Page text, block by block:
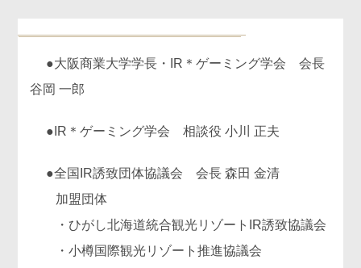
●大阪商業大学学長・IR＊ゲーミング学会 会長
谷岡 一郎
●IR＊ゲーミング学会 相談役 小川 正夫
●全国IR誘致団体協議会 会長 森田 金清
加盟団体
・ひがし北海道統合観光リゾートIR誘致協議会
・小樽国際観光リゾート推進協議会